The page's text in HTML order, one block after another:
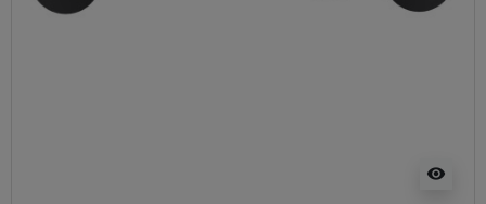
visibility